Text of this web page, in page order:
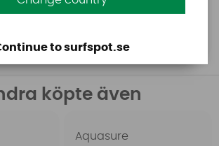
köpte även
Aquasure
to surfspot.se